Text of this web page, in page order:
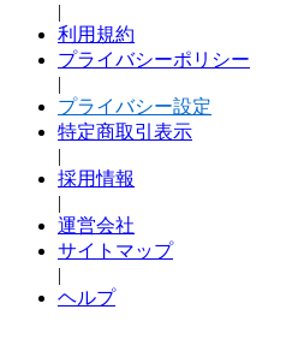
|
利用規約
プライバシーポリシー
|
プライバシー設定
特定商取引表示
|
採用情報
|
運営会社
サイトマップ
|
ヘルプ